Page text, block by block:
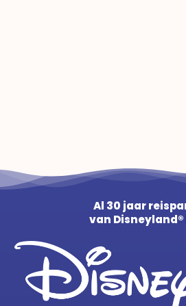
Al 30 jaar
van Disneyland®